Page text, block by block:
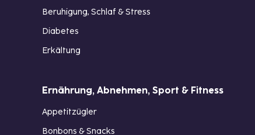
Beruhigung, Schlaf & Stress
Diabetes
Erkältung
Ernährung, Abnehmen, Sport & Fitness
Appetitzügler
Bonbons & Snacks